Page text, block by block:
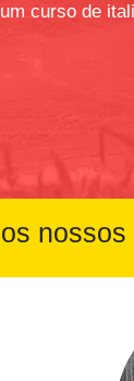
curso de
nossos